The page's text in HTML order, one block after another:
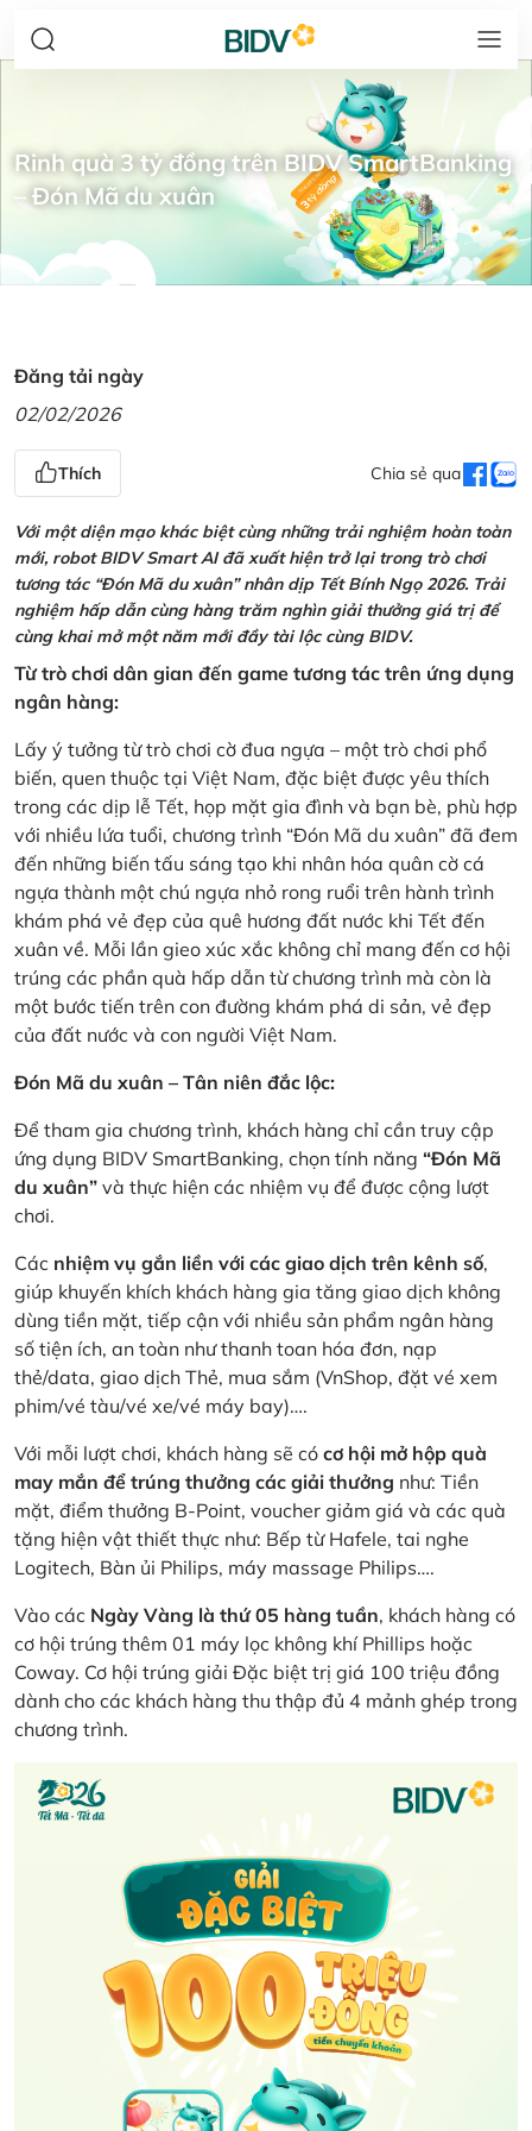
Rinh quà 3 tỷ đồng trên BIDV SmartBanking
– Đón Mã du xuân
Đăng tải ngày
02/02/2026
Thích Chia sẻ qua
Với một diện mạo khác biệt cùng những trải nghiệm hoàn toàn
mới, robot BIDV Smart AI đã xuất hiện trở lại trong trò chơi
tương tác “Đón Mã du xuân” nhân dịp Tết Bính Ngọ 2026. Trải
nghiệm hấp dẫn cùng hàng trăm nghìn giải thưởng giá trị để
cùng khai mở một năm mới đầy tài lộc cùng BIDV.
Từ trò chơi dân gian đến game tương tác trên ứng dụng
ngân hàng:
Lấy ý tưởng từ trò chơi cờ đua ngựa – một trò chơi phổ
biến, quen thuộc tại Việt Nam, đặc biệt được yêu thích
trong các dịp lễ Tết, họp mặt gia đình và bạn bè, phù hợp
với nhiều lứa tuổi, chương trình “Đón Mã du xuân” đã đem
đến những biến tấu sáng tạo khi nhân hóa quân cờ cá
ngựa thành một chú ngựa nhỏ rong ruổi trên hành trình
khám phá vẻ đẹp của quê hương đất nước khi Tết đến
xuân về. Mỗi lần gieo xúc xắc không chỉ mang đến cơ hội
trúng các phần quà hấp dẫn từ chương trình mà còn là
một bước tiến trên con đường khám phá di sản, vẻ đẹp
của đất nước và con người Việt Nam.
Đón Mã du xuân – Tân niên đắc lộc:
Để tham gia chương trình, khách hàng chỉ cần truy cập
ứng dụng BIDV SmartBanking, chọn tính năng “Đón Mã
du xuân” và thực hiện các nhiệm vụ để được cộng lượt
chơi.
Các nhiệm vụ gắn liền với các giao dịch trên kênh số,
giúp khuyến khích khách hàng gia tăng giao dịch không
dùng tiền mặt, tiếp cận với nhiều sản phẩm ngân hàng
số tiện ích, an toàn như thanh toan hóa đơn, nạp
thẻ/data, giao dịch Thẻ, mua sắm (VnShop, đặt vé xem
phim/vé tàu/vé xe/vé máy bay)….
Với mỗi lượt chơi, khách hàng sẽ có cơ hội mở hộp quà
may mắn để trúng thưởng các giải thưởng như: Tiền
mặt, điểm thưởng B-Point, voucher giảm giá và các quà
tặng hiện vật thiết thực như: Bếp từ Hafele, tai nghe
Logitech, Bàn ủi Philips, máy massage Philips….
Vào các Ngày Vàng là thứ 05 hàng tuần, khách hàng có
cơ hội trúng thêm 01 máy lọc không khí Phillips hoặc
Coway. Cơ hội trúng giải Đặc biệt trị giá 100 triệu đồng
dành cho các khách hàng thu thập đủ 4 mảnh ghép trong
chương trình.